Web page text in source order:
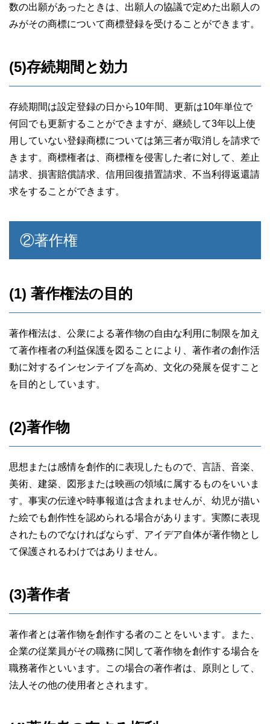
数の出願があったときは、出願人の協議で定めた出願人の
みがその商標について商標登録を受けることができます。
(5)存続期間と効力
存続期間は設定登録の日から10年間、更新は10年単位で
何回でも更新することができますが、継続して3年以上使
用していない登録商標については第三者が取消しを請求で
きます。商標権者は、商標権を侵害した者に対して、差止
請求、損害賠償請求、信用回復措置請求、不当利得返還請
求をすることができます。
②著作権
(1) 著作権法の目的
著作権法は、公衆による著作物の自由な利用に制限を加え
て著作権者の利益保護を図ることにより、著作者の創作活
動に対するインセンテイブを高め、文化の発展を促すこと
を目的としています。
(2)著作物
思想または感情を創作的に表現したもので、言語、音楽、
美術、建築、図形または映画の領域に属するものをいいま
す。事実の伝達や時事報道は含まれませんが、幼児が描い
た絵でも創作性を認められる場合があります。実際に表現
されたものでなければならず、アイデア自体が著作物とし
て保護されるわけではありません。
(3)著作者
著作者とは著作物を創作する者のことをいいます。また、
企業の従業員がその職務に関して著作物を創作する場合を
職務著作といいます。この場合の著作者は、原則として、
法人その他の使用者とされます。